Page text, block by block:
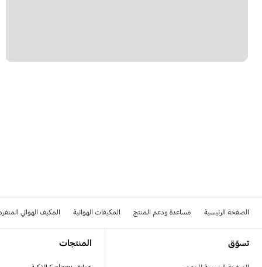
الصفحة الرئيسية مساعدة ودعم المنتج المكيفات الهوائية المكيف الهوائي
تسوّق المنتجات